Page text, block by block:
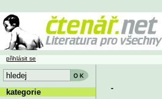
-
přihlásit se
kategorie